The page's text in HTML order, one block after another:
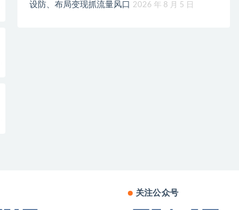
设防、布局变现抓流量风口
2026 年 8 月 5 日
关注公众号